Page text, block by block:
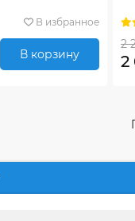
В избранное
В корзину
2
2